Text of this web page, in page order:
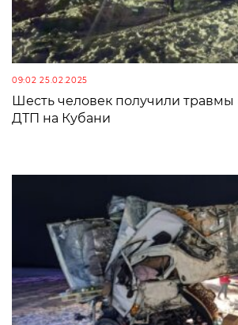
09:02 25.02.2025
Шесть человек получили травмы
ДТП на Кубани